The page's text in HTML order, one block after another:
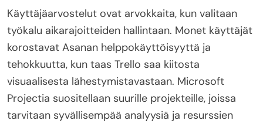
Käyttäjäarvostelut ovat arvokkaita, kun valitaan
työkalu aikarajoitteiden hallintaan. Monet käyttäjät
korostavat Asanan helppokäyttöisyyttä ja
tehokkuutta, kun taas Trello saa kiitosta
visuaalisesta lähestymistavastaan. Microsoft
Projectia suositellaan suurille projekteille, joissa
tarvitaan syvällisempää analyysiä ja resurssien